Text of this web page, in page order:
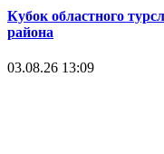
Кубок областного
района
03.08.26 13:09